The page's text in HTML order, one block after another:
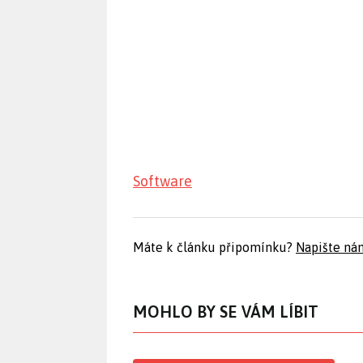
Software
Máte k článku připomínku? Napište
MOHLO BY SE VÁM LÍBIT